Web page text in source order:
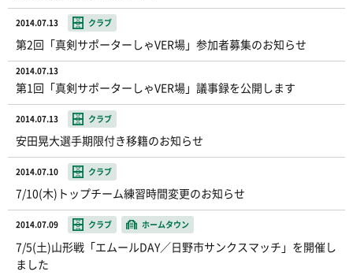
2014.07.13 クラブ
第2回「真剣サポーターしゃVER場」参加者募集のお知らせ
2014.07.13
第1回「真剣サポーターしゃVER場」議事録を公開します
2014.07.13 クラブ
安田晃大選手期限付き移籍のお知らせ
2014.07.10 クラブ
7/10(木)トップチーム練習時間変更のお知らせ
2014.07.09 クラブ ホームタウン
7/5(土)山形戦「エムールDAY／日野市サンクスマッチ」を開催し
ました